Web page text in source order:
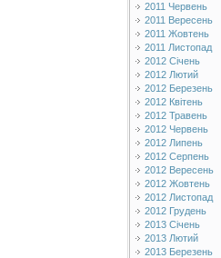
2011 Червень
2011 Вересень
2011 Жовтень
2011 Листопад
2012 Січень
2012 Лютий
2012 Березень
2012 Квітень
2012 Травень
2012 Червень
2012 Липень
2012 Серпень
2012 Вересень
2012 Жовтень
2012 Листопад
2012 Грудень
2013 Січень
2013 Лютий
2013 Березень